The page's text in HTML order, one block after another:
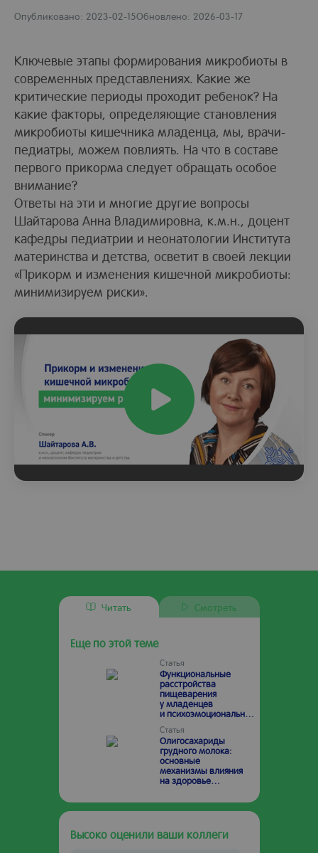
Опубликовано: 2023-02-15Обновлено: 2026-03-17
Ключевые этапы формирования микробиоты в
современных представлениях. Какие же
критические периоды проходит ребенок? На
какие факторы, определяющие становления
микробиоты кишечника младенца, мы, врачи-
педиатры, можем повлиять. На что в составе
первого прикорма следует обращать особое
внимание?
Ответы на эти и многие другие вопросы
Шайтарова Анна Владимировна, к.м.н., доцент
кафедры педиатрии и неонатологии Института
материнства и детства, осветит в своей лекции
«Прикорм и изменения кишечной микробиоты:
минимизируем риски».
Play
Video
Читать Смотреть
Еще по этой теме
Статья
Функциональные
расстройства
пищеварения
у младенцев
и психоэмоциональное
возможные пути
взаимного влияния
Статья
Олигосахариды
грудного молока:
основные
механизмы влияния
на здоровье
в профилактике
заболеваний у детей
Высоко оценили ваши коллеги